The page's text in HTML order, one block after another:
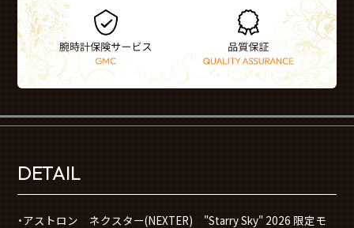
DETAIL
・アストロン ネクスター(NEXTER) "Starry Sky" 2026 限定モ